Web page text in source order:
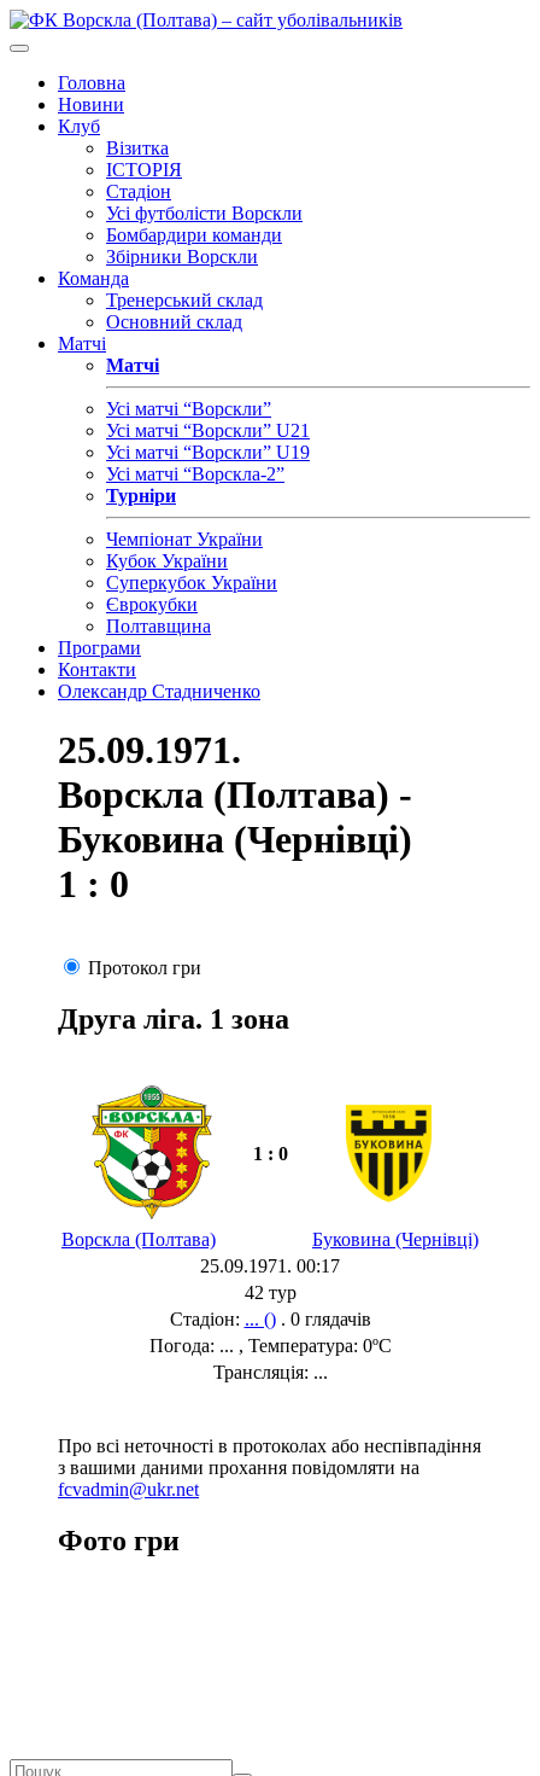
Головна
Новини
Клуб
Візитка
ІСТОРІЯ
Стадіон
Усі футболісти Ворскли
Бомбардири команди
Збірники Ворскли
Команда
Тренерський склад
Основний склад
Матчі
Матчі
Усі матчі “Ворскли”
Усі матчі “Ворскли” U21
Усі матчі “Ворскли” U19
Усі матчі “Ворскла-2”
Турніри
Чемпіонат України
Кубок України
Суперкубок України
Єврокубки
Полтавщина
Програми
Контакти
Олександр Стадниченко
25.09.1971.
Ворскла (Полтава) -
Буковина (Чернівці)
1 : 0
Протокол гри
Друга ліга. 1 зона
1 : 0
Ворскла (Полтава)
Буковина (Чернівці)
25.09.1971. 00:17
42 тур
Стадіон: ... (). 0 глядачів
Погода: ... , Температура: 0ºC
Трансляція: ...
Про всі неточності в протоколах або неспівпадіння
з вашими даними прохання повідомляти на
fcvadmin@ukr.net
Фото гри